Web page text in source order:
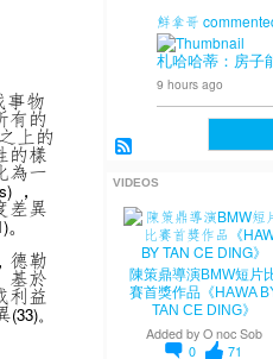
事物
有的
上的
的樣
為一
，
差異
。
德勒
基於
利益
(33)。
鮮拿哥
札哈哈蒂：房子
9 hours ago
VIDEOS
陳策鼎導演BMW短片
賽首獎作品《HAWA
TAN CE DING》
Added by O noc Sob
0
71